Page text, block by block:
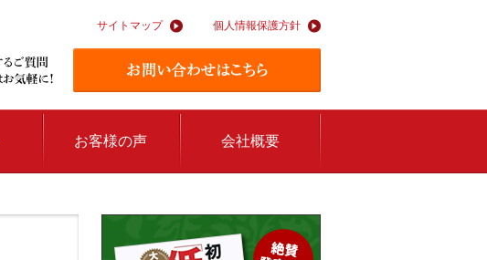
サイトマップ 個人情報保護方針
お客様の声 会社概要